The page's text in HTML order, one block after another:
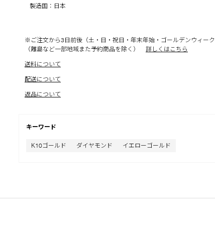
製造国：日本
※ご注文から3日前後（土・日・祝日・年末年始・ゴールデンウィーク
（離島など一部地域また予約商品を除く）
詳しくはこちら
送料について
配送について
返品について
キーワード
K10ゴールド ダイヤモンド イエローゴールド